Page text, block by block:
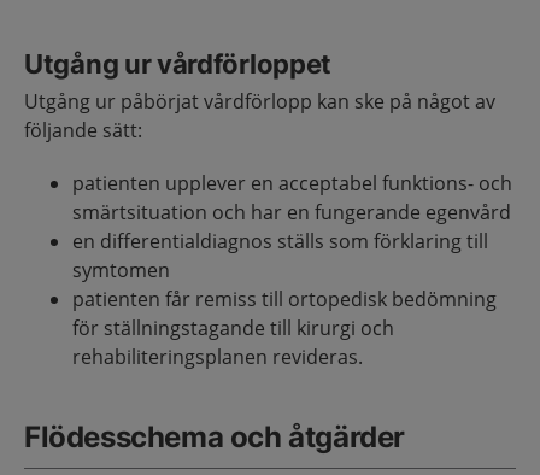
Utgång ur vårdförloppet
Utgång ur påbörjat vårdförlopp kan ske på något av
följande sätt:
patienten upplever en acceptabel funktions- och
smärtsituation och har en fungerande egenvård
en differentialdiagnos ställs som förklaring till
symtomen
patienten får remiss till ortopedisk bedömning
för ställningstagande till kirurgi och
rehabiliteringsplanen revideras.
Flödesschema och åtgärder